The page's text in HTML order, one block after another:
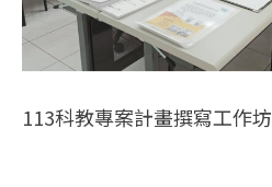
113科教專案計畫撰寫工作坊